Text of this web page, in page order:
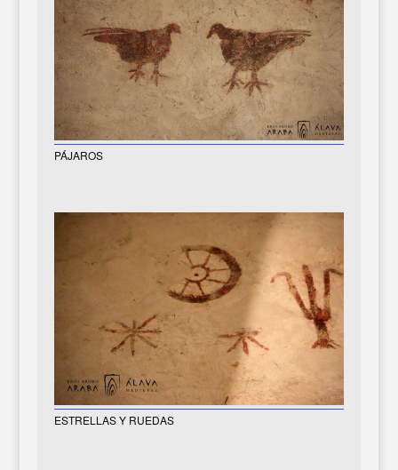
PÁJAROS
ESTRELLAS Y RUEDAS